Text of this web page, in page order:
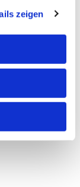
zeigen